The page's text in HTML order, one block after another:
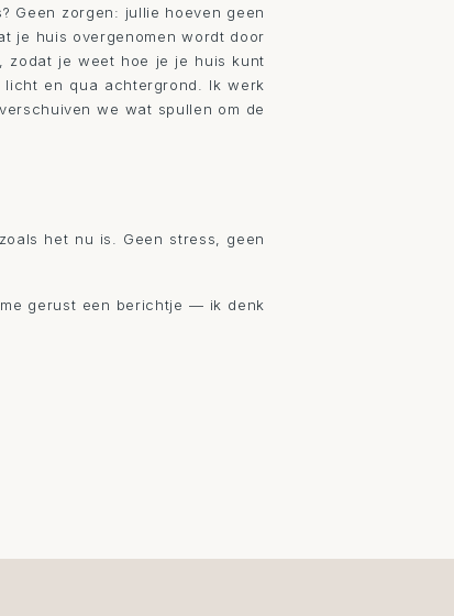
Geen zorgen: jullie hoeven geen
je huis overgenomen wordt door
zodat je weet hoe je je huis kunt
en qua achtergrond. Ik werk
we wat spullen om de
het nu is. Geen stress, geen
gerust een berichtje — ik denk